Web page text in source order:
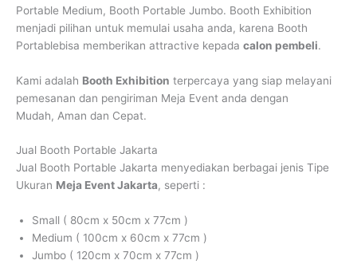
Portable Medium, Booth Portable Jumbo. Booth Exhibition
menjadi pilihan untuk memulai usaha anda, karena Booth
Portablebisa memberikan attractive kepada calon pembeli.
Kami adalah Booth Exhibition terpercaya yang siap melayani
pemesanan dan pengiriman Meja Event anda dengan
Mudah, Aman dan Cepat.
Jual Booth Portable Jakarta
Jual Booth Portable Jakarta menyediakan berbagai jenis Tipe
Ukuran Meja Event Jakarta, seperti :
Small ( 80cm x 50cm x 77cm )
Medium ( 100cm x 60cm x 77cm )
Jumbo ( 120cm x 70cm x 77cm )